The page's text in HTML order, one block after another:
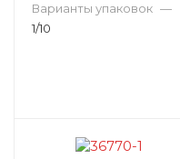
Варианты упаковок —
1/10